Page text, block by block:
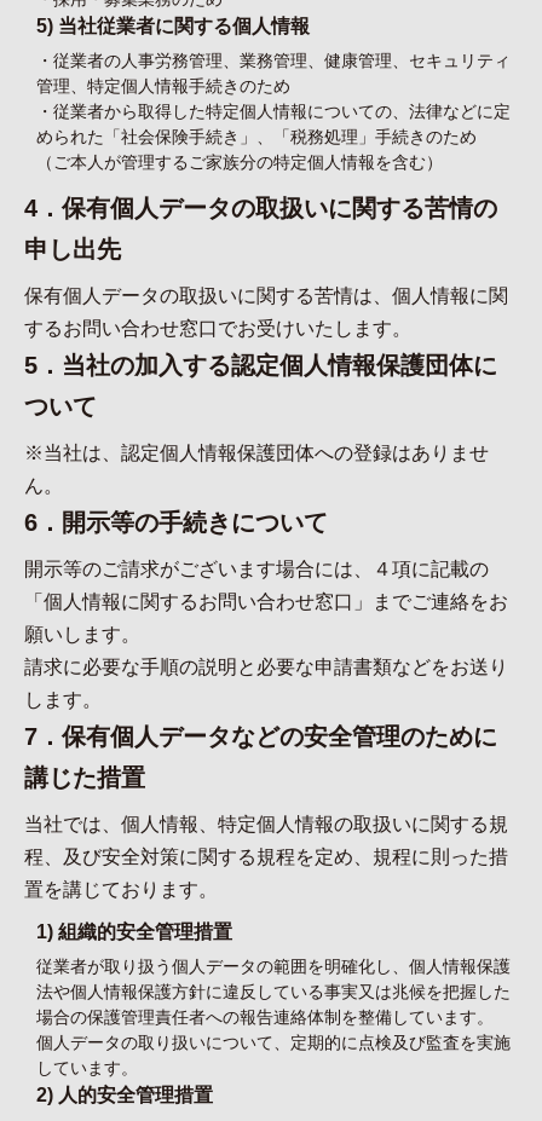
5) 当社従業者に関する個人情報
・従業者の人事労務管理、業務管理、健康管理、セキュリティ
管理、特定個人情報手続きのため
・従業者から取得した特定個人情報についての、法律などに定
められた「社会保険手続き」、「税務処理」手続きのため
（ご本人が管理するご家族分の特定個人情報を含む）
4．保有個人データの取扱いに関する苦情の
申し出先
保有個人データの取扱いに関する苦情は、個人情報に関
するお問い合わせ窓口でお受けいたします。
5．当社の加入する認定個人情報保護団体に
ついて
※当社は、認定個人情報保護団体への登録はありませ
ん。
6．開示等の手続きについて
開示等のご請求がございます場合には、４項に記載の
「個人情報に関するお問い合わせ窓口」までご連絡をお
願いします。
請求に必要な手順の説明と必要な申請書類などをお送り
します。
7．保有個人データなどの安全管理のために
講じた措置
当社では、個人情報、特定個人情報の取扱いに関する規
程、及び安全対策に関する規程を定め、規程に則った措
置を講じております。
1) 組織的安全管理措置
従業者が取り扱う個人データの範囲を明確化し、個人情報保護
法や個人情報保護方針に違反している事実又は兆候を把握した
場合の保護管理責任者への報告連絡体制を整備しています。
個人データの取り扱いについて、定期的に点検及び監査を実施
しています。
2) 人的安全管理措置